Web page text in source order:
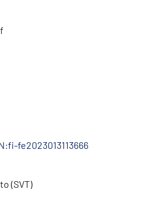
fe2023013113666
(SVT)